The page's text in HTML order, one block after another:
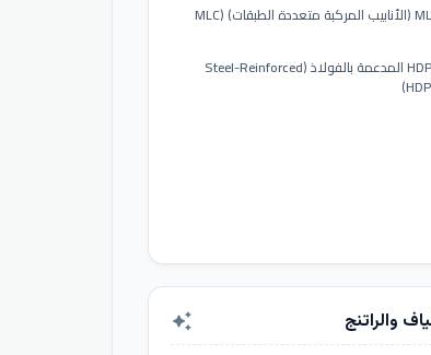
أنابيب MLC (الأنابيب المركبة متعددة الطبقات) (MLC
أنابيب HDPE المدعمة بالفولاذ (Steel-Reinforced
والراتنج auto_awesome